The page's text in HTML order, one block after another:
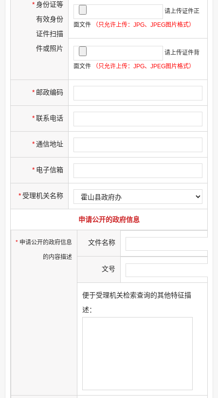
* 身份证等
有效身份
证件扫描
件或照片
请上传证件正
面文件
（只允许上传：JPG、JPEG图片格式）
请上传证件背
面文件
（只允许上传：JPG、JPEG图片格式）
* 邮政编码
*联系电话
*通信地址
* 电子信箱
* 受理机关名称
申请公开的政府信息
* 申请公开的政府信息
的内容描述
文件名称
文号
便于受理机关检索查询的其他特征描
述：